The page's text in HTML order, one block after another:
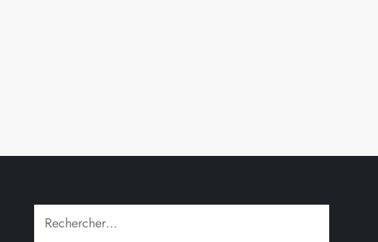
Rechercher :